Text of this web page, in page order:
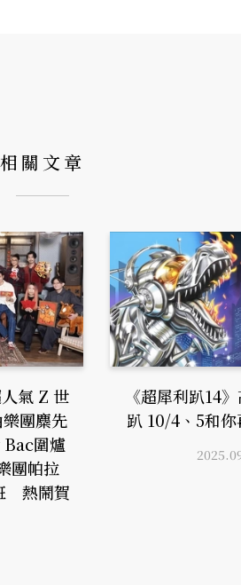
相關文章
氣 Z 世
團麋先
圍爐
團帕拉
熱鬧賀
《超犀利趴14
趴 10/4、5和